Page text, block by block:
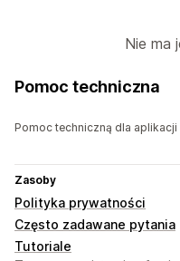
Nie ma
Pomoc techniczna
Pomoc techniczną dla aplikacji
Zasoby
Polityka prywatności
Często zadawane pytania
Tutoriale